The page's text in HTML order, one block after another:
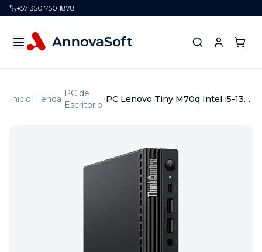
+57 350 750 1878
Inicio Tienda
PC de
Escritorio
PC Lenovo Tiny M70q Intel i5-13400T 16G 512GB SSD Windows 11 Pro 3Y